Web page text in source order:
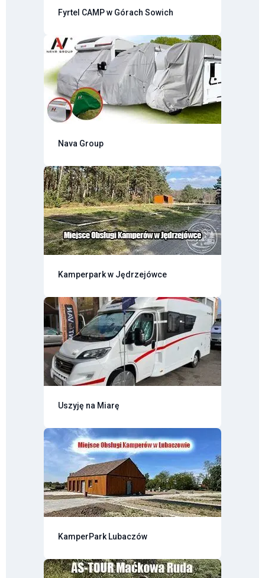
Fyrtel CAMP w Górach Sowich
Nava Group
Kamperpark w Jędrzejówce
Uszyję na Miarę
KamperPark Lubaczów